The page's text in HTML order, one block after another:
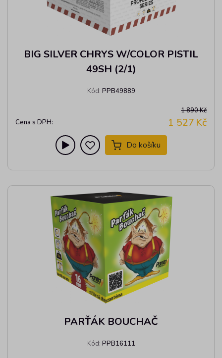
BIG SILVER CHRYS W/COLOR PISTIL
49SH (2/1)
Kód: PPB49889
1 890 Kč
Cena s DPH:
1 527 Kč
Do košíku
PARŤÁK BOUCHAČ
Kód: PPB16111